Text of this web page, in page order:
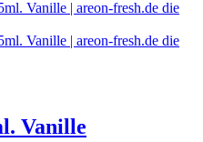
Vanille